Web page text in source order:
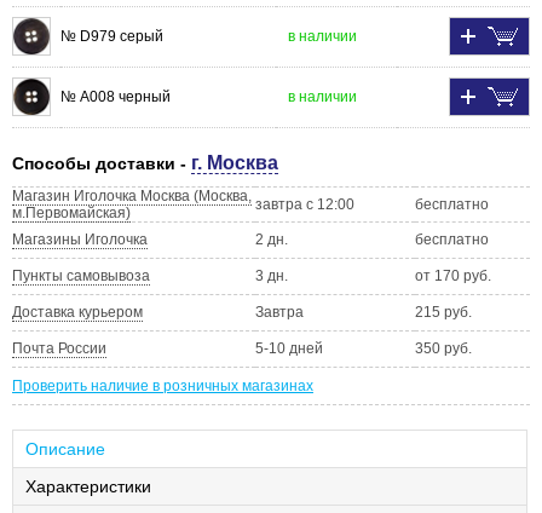
№ D979 серый в наличии
№ А008 черный в наличии
Способы доставки - г. Москва
Магазин Иголочка Москва (Москва,
м.Первомайская)
завтра с 12:00 бесплатно
Магазины Иголочка 2 дн. бесплатно
Пункты самовывоза 3 дн. от 170 руб.
Доставка курьером Завтра 215 руб.
Почта России 5-10 дней 350 руб.
Проверить наличие в розничных магазинах
Описание
Характеристики